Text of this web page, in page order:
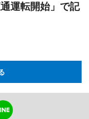
運転開始」で記